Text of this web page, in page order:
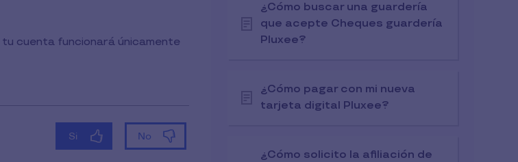
cuenta funcionará únicamente
¿Cómo buscar una guardería
que acepte Cheques guardería
Pluxee?
¿Cómo pagar con mi nueva
tarjeta digital Pluxee?
¿Cómo solicito la afiliación de